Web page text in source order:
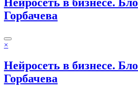
Горбачева
×
Нейросеть в бизнесе.
Горбачева